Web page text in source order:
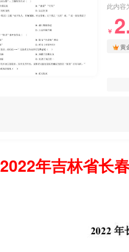
此内容
￥
黄
2022年吉林省长